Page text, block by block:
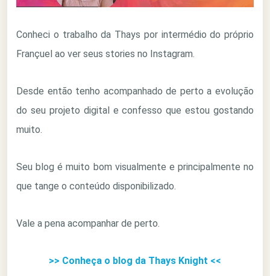
Conheci o trabalho da Thays por intermédio do próprio
Françuel ao ver seus stories no Instagram.
Desde então tenho acompanhado de perto a evolução
do seu projeto digital e confesso que estou gostando
muito.
Seu blog é muito bom visualmente e principalmente no
que tange o conteúdo disponibilizado.
Vale a pena acompanhar de perto.
>> Conheça o blog da Thays Knight <<